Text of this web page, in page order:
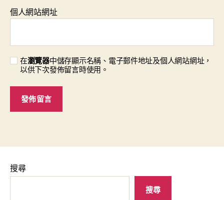
個人網站網址
在瀏覽器中儲存顯示名稱、電子郵件地址及個人網站網址，
以供下次發佈留言時使用。
搜尋
搜尋